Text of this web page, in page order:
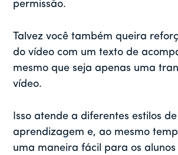
permissão.
Talvez você também queira
do vídeo com um texto de
mesmo que seja apenas uma
vídeo.
Isso atende a diferentes estilos de
aprendizagem e, ao mesmo
uma maneira fácil para os